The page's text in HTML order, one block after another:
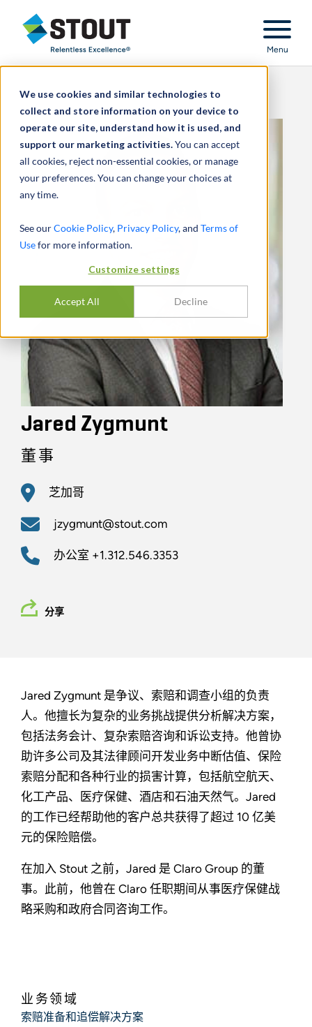
We use cookies and similar technologies to
collect and store information on your device to
operate our site, understand how it is used, and
support our marketing activities.You can accept
all cookies, reject non-essential cookies, or manage
your preferences. You can change your choices at
any time.
See ourCookie Policy, Privacy Policy, and Terms of
Usefor more information.
Customize settings
Accept All Decline
Stout Relentless Excellence
Menu
Jared Zygmunt
董事
芝加哥
jzygmunt@stout.com
办公室 +1.312.546.3353
分享
Jared Zygmunt 是争议、索赔和调查小组的负责
人。他擅长为复杂的业务挑战提供分析解决方案，
包括法务会计、复杂索赔咨询和诉讼支持。他曾协
助许多公司及其法律顾问开发业务中断估值、保险
索赔分配和各种行业的损害计算，包括航空航天、
化工产品、医疗保健、酒店和石油天然气。Jared
的工作已经帮助他的客户总共获得了超过 10 亿美
元的保险赔偿。
在加入 Stout 之前，Jared 是 Claro Group 的董
事。此前，他曾在 Claro 任职期间从事医疗保健战
略采购和政府合同咨询工作。
业务领域
索赔准备和追偿解决方案